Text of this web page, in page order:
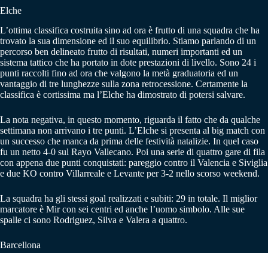
Elche
L’ottima classifica costruita sino ad ora è frutto di una squadra che ha
trovato la sua dimensione ed il suo equilibrio. Stiamo parlando di un
percorso ben delineato frutto di risultati, numeri importanti ed un
sistema tattico che ha portato in dote prestazioni di livello. Sono 24 i
punti raccolti fino ad ora che valgono la metà graduatoria ed un
vantaggio di tre lunghezze sulla zona retrocessione. Certamente la
classifica è cortissima ma l’Elche ha dimostrato di potersi salvare.
La nota negativa, in questo momento, riguarda il fatto che da qualche
settimana non arrivano i tre punti. L’Elche si presenta al big match con
un successo che manca da prima delle festività natalizie. In quel caso
fu un netto 4-0 sul Rayo Vallecano. Poi una serie di quattro gare di fila
con appena due punti conquistati: pareggio contro il Valencia e Siviglia
e due KO contro Villarreale e Levante per 3-2 nello scorso weekend.
La squadra ha gli stessi goal realizzati e subiti: 29 in totale. Il miglior
marcatore è Mir con sei centri ed anche l’uomo simbolo. Alle sue
spalle ci sono Rodriguez, Silva e Valera a quattro.
Barcellona